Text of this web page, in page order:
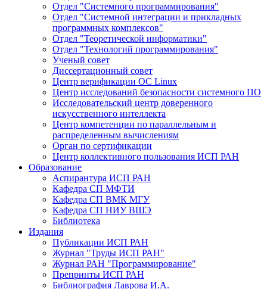
Отдел "Системного программирования"
Отдел "Системной интеграции и прикладных
программных комплексов"
Отдел "Теоретической информатики"
Отдел "Технологий программирования"
Ученый совет
Диссертационный совет
Центр верификации ОС Linux
Центр исследований безопасности системного ПО
Исследовательский центр доверенного
искусственного интеллекта
Центр компетенции по параллельным и
распределенным вычислениям
Орган по сертификации
Центр коллективного пользования ИСП РАН
Образование
Аспирантура ИСП РАН
Кафедра СП МФТИ
Кафедра СП ВМК МГУ
Кафедра СП НИУ ВШЭ
Библиотека
Издания
Публикации ИСП РАН
Журнал "Труды ИСП РАН"
Журнал РАН "Программирование"
Препринты ИСП РАН
Библиография Лаврова И.А.